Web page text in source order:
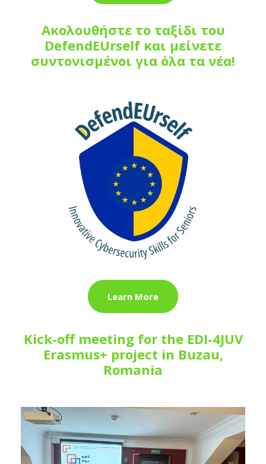
Ακολουθήστε το ταξίδι του
DefendEUrself και μείνετε
συντονισμένοι για όλα τα νέα!
Learn More
Kick-off meeting for the EDI-4JUV
Erasmus+ project in Buzau,
Romania